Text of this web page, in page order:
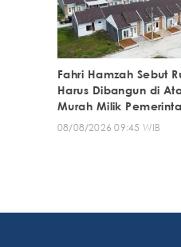
Fahri Hamzah Sebut
Harus Dibangun di
Murah Milik
08/08/2026 09:45 WIB